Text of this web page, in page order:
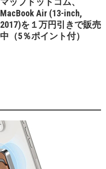
MacBook Air (13-inch,
2017)を１万円引きで販売
中（5％ポイント付）